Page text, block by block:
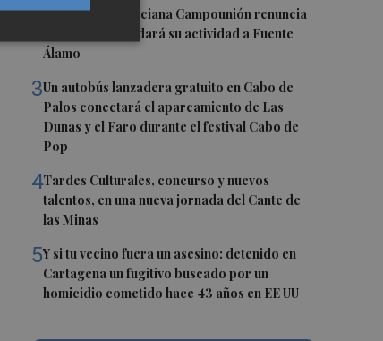
2La empresa murciana Campounión renuncia
al limón y trasladará su actividad a Fuente
Álamo
3Un autobús lanzadera gratuito en Cabo de
Palos conectará el aparcamiento de Las
Dunas y el Faro durante el festival Cabo de
Pop
4Tardes Culturales, concurso y nuevos
talentos, en una nueva jornada del Cante de
las Minas
5Y si tu vecino fuera un asesino: detenido en
Cartagena un fugitivo buscado por un
homicidio cometido hace 43 años en EE UU